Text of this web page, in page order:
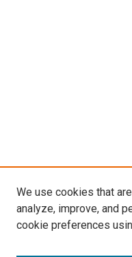
We use cookies that
analyze, improve, and
cookie preferences